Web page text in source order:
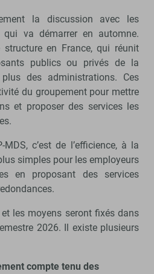
la discussion avec les
qui va démarrer en automne.
structure en France, qui réunit
publics ou privés de la
des administrations. Ces
du groupement pour mettre
et proposer des services les
c’est de l’efficience, à la
simples pour les employeurs
en proposant des services
les moyens seront fixés dans
2026. Il existe plusieurs
compte tenu des